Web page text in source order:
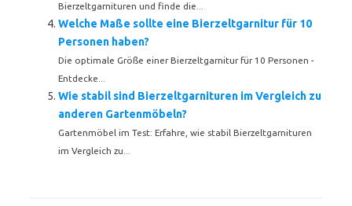
Bierzeltgarnituren und finde die...
Welche Maße sollte eine Bierzeltgarnitur für 10
Personen haben?
Die optimale Größe einer Bierzeltgarnitur für 10 Personen -
Entdecke...
Wie stabil sind Bierzeltgarnituren im Vergleich zu
anderen Gartenmöbeln?
Gartenmöbel im Test: Erfahre, wie stabil Bierzeltgarnituren
im Vergleich zu...